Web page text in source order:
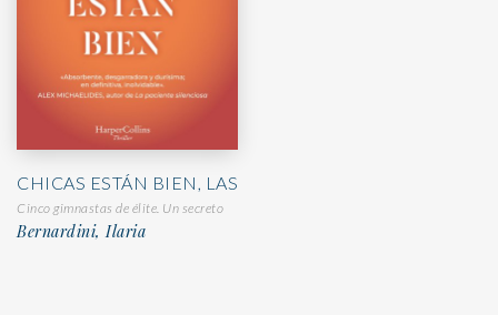
CHICAS ESTÁN BIEN, LAS
Cinco gimnastas de élite. Un secreto
Bernardini, Ilaria